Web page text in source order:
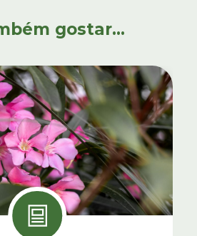
gostar...